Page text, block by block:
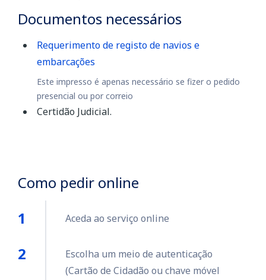
Documentos necessários
Requerimento de registo de navios e
embarcações
Este impresso é apenas necessário se fizer o pedido
presencial ou por correio
Certidão Judicial.
Como pedir online
Aceda ao serviço online
Escolha um meio de autenticação
(Cartão de Cidadão ou chave móvel